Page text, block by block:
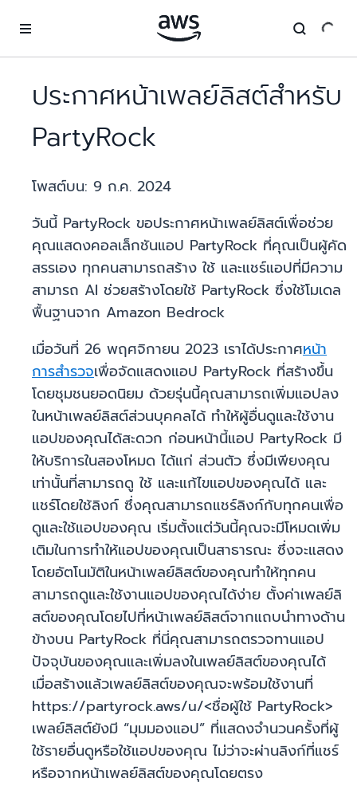
ประกาศหน้าเพลย์ลิสต์สำหรับ
PartyRock
โพสต์บน: 9 ก.ค. 2024
วันนี้ PartyRock ขอประกาศหน้าเพลย์ลิสต์เพื่อช่วย
คุณแสดงคอลเล็กชันแอป PartyRock ที่คุณเป็นผู้คัด
สรรเอง ทุกคนสามารถสร้าง ใช้ และแชร์แอปที่มีความ
สามารถ AI ช่วยสร้างโดยใช้ PartyRock ซึ่งใช้โมเดล
พื้นฐานจาก Amazon Bedrock
เมื่อวันที่ 26 พฤศจิกายน 2023 เราได้ประกาศหน้า
การสำรวจเพื่อจัดแสดงแอป PartyRock ที่สร้างขึ้น
โดยชุมชนยอดนิยม ด้วยรุ่นนี้คุณสามารถเพิ่มแอปลง
ในหน้าเพลย์ลิสต์ส่วนบุคคลได้ ทำให้ผู้อื่นดูและใช้งาน
แอปของคุณได้สะดวก ก่อนหน้านี้แอป PartyRock มี
ให้บริการในสองโหมด ได้แก่ ส่วนตัว ซึ่งมีเพียงคุณ
เท่านั้นที่สามารถดู ใช้ และแก้ไขแอปของคุณได้ และ
แชร์โดยใช้ลิงก์ ซึ่งคุณสามารถแชร์ลิงก์กับทุกคนเพื่อ
ดูและใช้แอปของคุณ เริ่มตั้งแต่วันนี้คุณจะมีโหมดเพิ่ม
เติมในการทำให้แอปของคุณเป็นสาธารณะ ซึ่งจะแสดง
โดยอัตโนมัติในหน้าเพลย์ลิสต์ของคุณทำให้ทุกคน
สามารถดูและใช้งานแอปของคุณได้ง่าย ตั้งค่าเพลย์ลิ
สต์ของคุณโดยไปที่หน้าเพลย์ลิสต์จากแถบนำทางด้าน
ข้างบน PartyRock ที่นี่คุณสามารถตรวจทานแอป
ปัจจุบันของคุณและเพิ่มลงในเพลย์ลิสต์ของคุณได้
เมื่อสร้างแล้วเพลย์ลิสต์ของคุณจะพร้อมใช้งานที่
https://partyrock.aws/u/<ชื่อผู้ใช้ PartyRock>
เพลย์ลิสต์ยังมี “มุมมองแอป” ที่แสดงจำนวนครั้งที่ผู้
ใช้รายอื่นดูหรือใช้แอปของคุณ ไม่ว่าจะผ่านลิงก์ที่แชร์
หรือจากหน้าเพลย์ลิสต์ของคุณโดยตรง